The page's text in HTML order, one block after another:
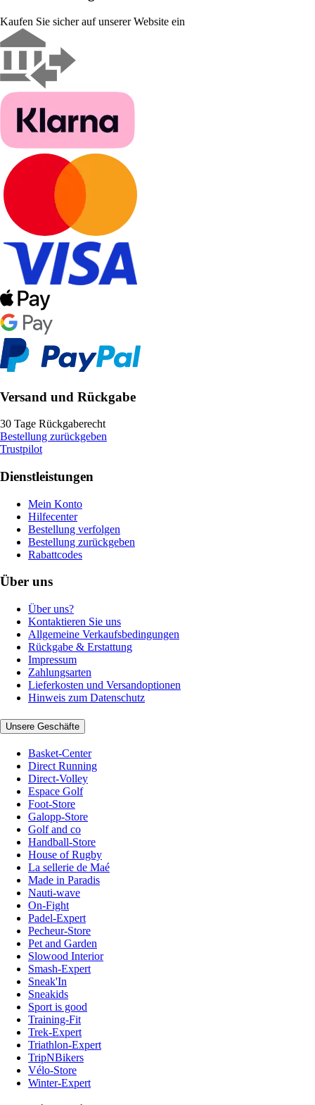
Kaufen Sie sicher auf unserer Website ein
Versand und Rückgabe
30 Tage Rückgaberecht
Bestellung zurückgeben
Trustpilot
Dienstleistungen
Mein Konto
Hilfecenter
Bestellung verfolgen
Bestellung zurückgeben
Rabattcodes
Über uns
Über uns?
Kontaktieren Sie uns
Allgemeine Verkaufsbedingungen
Rückgabe & Erstattung
Impressum
Zahlungsarten
Lieferkosten und Versandoptionen
Hinweis zum Datenschutz
Unsere Geschäfte
Basket-Center
Direct Running
Direct-Volley
Espace Golf
Foot-Store
Galopp-Store
Golf and co
Handball-Store
House of Rugby
La sellerie de Maé
Made in Paradis
Nauti-wave
On-Fight
Padel-Expert
Pecheur-Store
Pet and Garden
Slowood Interior
Smash-Expert
Sneak'In
Sneakids
Sport is good
Training-Fit
Trek-Expert
Triathlon-Expert
TripNBikers
Vélo-Store
Winter-Expert